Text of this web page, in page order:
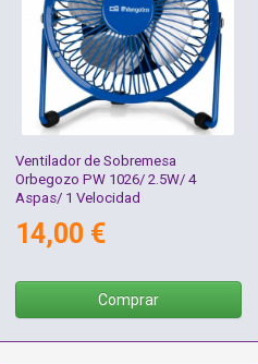
Ventilador de Sobremesa
Orbegozo PW 1026/ 2.5W/ 4
Aspas/ 1 Velocidad
14,00 €
Comprar